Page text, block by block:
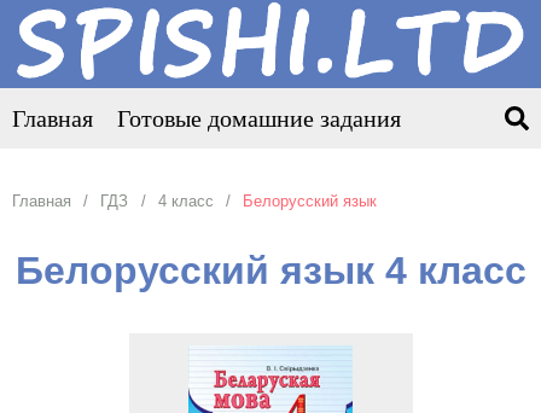
Главная Готовые домашние задания
Главная ГДЗ 4 класс Белорусский язык
Белорусский язык 4 класс